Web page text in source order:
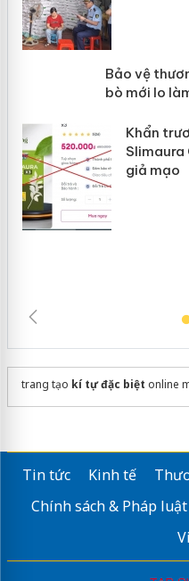
Bảo vệ
“mất bò
trang tạo kí tự đặc biệt online
Tin tức Kinh tế
Chính sách & Pháp luật